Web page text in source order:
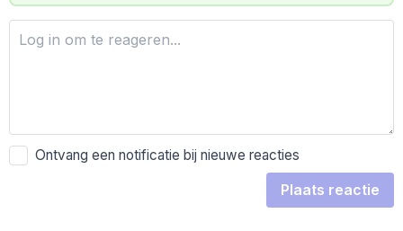
Ontvang een notificatie bij nieuwe reacties
Plaats reactie